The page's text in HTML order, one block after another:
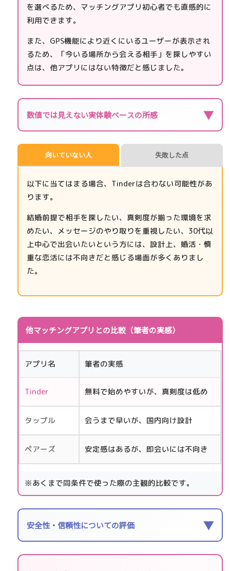
を選べるため、マッチングアプリ初心者でも直感的に
利用できます。
また、GPS機能により近くにいるユーザーが表示され
るため、「今いる場所から会える相手」を探しやすい
点は、他アプリにはない特徴だと感じました。
数値では見えない実体験ベースの所感 ▼
向いていない人 失敗した点
以下に当てはまる場合、Tinderは合わない可能性があ
ります。
結婚前提で相手を探したい、真剣度が揃った環境を求
めたい、メッセージのやり取りを重視したい、30代以
上中心で出会いたいという方には、設計上、婚活・慎
重な恋活には不向きだと感じる場面が多くありまし
た。
他マッチングアプリとの比較（筆者の実感）
アプリ名 筆者の実感
Tinder 無料で始めやすいが、真剣度は低め
タップル 会うまで早いが、国内向け設計
ペアーズ 安定感はあるが、即会いには不向き
※あくまで同条件で使った際の主観的比較です。
安全性・信頼性についての評価 ▼